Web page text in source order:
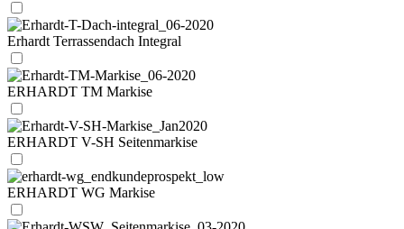
Erhardt Terrassendach Integral
ERHARDT TM Markise
ERHARDT V-SH Seitenmarkise
ERHARDT WG Markise